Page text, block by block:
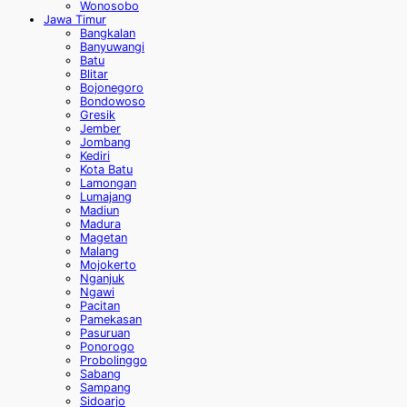
Wonosobo
Jawa Timur
Bangkalan
Banyuwangi
Batu
Blitar
Bojonegoro
Bondowoso
Gresik
Jember
Jombang
Kediri
Kota Batu
Lamongan
Lumajang
Madiun
Madura
Magetan
Malang
Mojokerto
Nganjuk
Ngawi
Pacitan
Pamekasan
Pasuruan
Ponorogo
Probolinggo
Sabang
Sampang
Sidoarjo